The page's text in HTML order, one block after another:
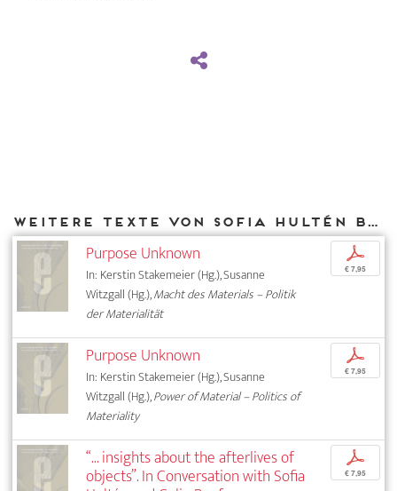
Weitere Texte von Sofia Hultén bei DIAPHANES
Purpose Unknown
In: Kerstin Stakemeier (Hg.), Susanne
Witzgall (Hg.),Macht des Materials – Politik
der Materialität
p
€ 7,95
Purpose Unknown
In: Kerstin Stakemeier (Hg.), Susanne
Witzgall (Hg.),Power of Material – Politics of
Materiality
p
€ 7,95
“... insights about the afterlives of
objects”. In Conversation with Sofia
p
€ 7,95